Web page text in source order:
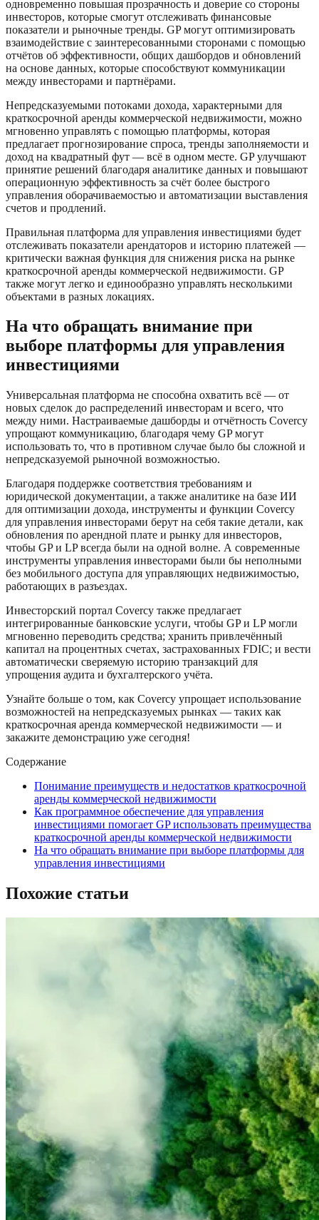
одновременно повышая прозрачность и доверие со стороны
инвесторов, которые смогут отслеживать финансовые
показатели и рыночные тренды. GP могут оптимизировать
взаимодействие с заинтересованными сторонами с помощью
отчётов об эффективности, общих дашбордов и обновлений
на основе данных, которые способствуют коммуникации
между инвесторами и партнёрами.
Непредсказуемыми потоками дохода, характерными для
краткосрочной аренды коммерческой недвижимости, можно
мгновенно управлять с помощью платформы, которая
предлагает прогнозирование спроса, тренды заполняемости и
доход на квадратный фут — всё в одном месте. GP улучшают
принятие решений благодаря аналитике данных и повышают
операционную эффективность за счёт более быстрого
управления оборачиваемостью и автоматизации выставления
счетов и продлений.
Правильная платформа для управления инвестициями будет
отслеживать показатели арендаторов и историю платежей —
критически важная функция для снижения риска на рынке
краткосрочной аренды коммерческой недвижимости. GP
также могут легко и единообразно управлять несколькими
объектами в разных локациях.
На что обращать внимание при
выборе платформы для управления
инвестициями
Универсальная платформа не способна охватить всё — от
новых сделок до распределений инвесторам и всего, что
между ними. Настраиваемые дашборды и отчётность Covercy
упрощают коммуникацию, благодаря чему GP могут
использовать то, что в противном случае было бы сложной и
непредсказуемой рыночной возможностью.
Благодаря поддержке соответствия требованиям и
юридической документации, а также аналитике на базе ИИ
для оптимизации дохода, инструменты и функции Covercy
для управления инвесторами берут на себя такие детали, как
обновления по арендной плате и рынку для инвесторов,
чтобы GP и LP всегда были на одной волне. А современные
инструменты управления инвесторами были бы неполными
без мобильного доступа для управляющих недвижимостью,
работающих в разъездах.
Инвесторский портал Covercy также предлагает
интегрированные банковские услуги, чтобы GP и LP могли
мгновенно переводить средства; хранить привлечённый
капитал на процентных счетах, застрахованных FDIC; и вести
автоматически сверяемую историю транзакций для
упрощения аудита и бухгалтерского учёта.
Узнайте больше о том, как Covercy упрощает использование
возможностей на непредсказуемых рынках — таких как
краткосрочная аренда коммерческой недвижимости — и
закажите демонстрацию уже сегодня!
Содержание
Понимание преимуществ и недостатков краткосрочной
аренды коммерческой недвижимости
Как программное обеспечение для управления
инвестициями помогает GP использовать преимущества
краткосрочной аренды коммерческой недвижимости
На что обращать внимание при выборе платформы для
управления инвестициями
Похожие статьи